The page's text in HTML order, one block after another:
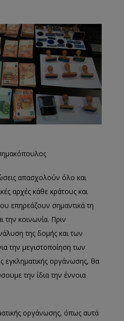
απασχολούν όλο και
αρχές κάθε κράτους και
επηρεάζουν σημαντικά τη
την κοινωνία. Πριν
της δομής και των
την μεγιστοποίηση των
εγκληματικής οργάνωσης, θα
την ίδια την έννοια
οργάνωσης, όπως αυτά